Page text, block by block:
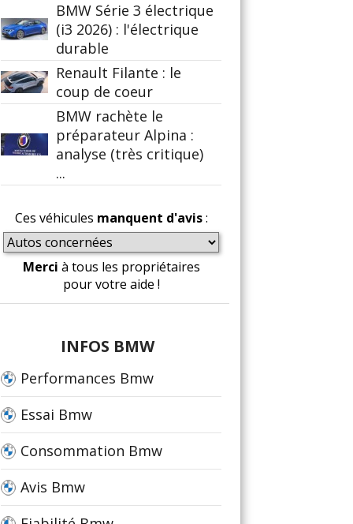
BMW Série 3 électrique
(i3 2026) : l'électrique
durable
Renault Filante : le
coup de coeur
BMW rachète le
préparateur Alpina :
analyse (très critique)
...
Ces véhicules manquent d'avis:
Merci à tous les propriétaires
pour votre aide !
INFOS BMW
Performances Bmw
Essai Bmw
Consommation Bmw
Avis Bmw